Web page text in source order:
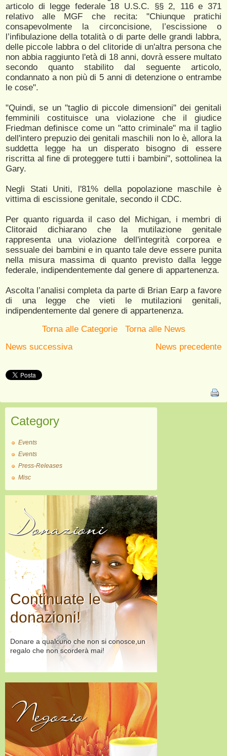
articolo di legge federale 18 U.S.C. §§ 2, 116 e 371
relativo alle MGF che recita: "Chiunque pratichi
consapevolmente la circoncisione, l’escissione o
l’infibulazione della totalità o di parte delle grandi labbra,
delle piccole labbra o del clitoride di un'altra persona che
non abbia raggiunto l'età di 18 anni, dovrà essere multato
secondo quanto stabilito dal seguente articolo,
condannato a non più di 5 anni di detenzione o entrambe
le cose".
"Quindi, se un "taglio di piccole dimensioni" dei genitali
femminili costituisce una violazione che il giudice
Friedman definisce come un "atto criminale" ma il taglio
dell'intero prepuzio dei genitali maschili non lo è, allora la
suddetta legge ha un disperato bisogno di essere
riscritta al fine di proteggere tutti i bambini", sottolinea la
Gary.
Negli Stati Uniti, l'81% della popolazione maschile è
vittima di escissione genitale, secondo il CDC.
Per quanto riguarda il caso del Michigan, i membri di
Clitoraid dichiarano che la mutilazione genitale
rappresenta una violazione dell'integrità corporea e
sessuale dei bambini e in quanto tale deve essere punita
nella misura massima di quanto previsto dalla legge
federale, indipendentemente dal genere di appartenenza.
Ascolta l’analisi completa da parte di Brian Earp a favore
di una legge che vieti le mutilazioni genitali,
indipendentemente dal genere di appartenenza.
Torna alle Categorie
Torna alle News
News successiva
News precedente
Category
Events
Events
Press-Releases
Misc
Donazioni
Continuate le
donazioni!
Donare a qualcuno che non si conosce,un
regalo che non scorderà mai!
Negozio